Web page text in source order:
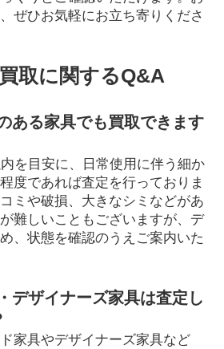
ぜひお気軽にお立ち寄りくださ
取に関するQ&A
ある家具でも買取できます
を目安に、日常使用に伴う細か
度であれば査定を行っておりま
ミや破損、大きなシミなどがあ
難しいこともございますが、デ
、状態を確認のうえご案内いた
デザイナーズ家具は査定し
家具やデザイナーズ家具など